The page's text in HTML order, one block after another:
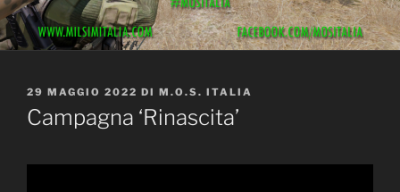
PUBBLICATO
IL
29 MAGGIO 2022 DI M.O.S. ITALIA
Campagna ‘Rinascita’